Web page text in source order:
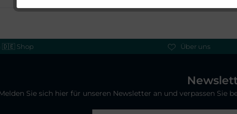
🇩🇪 Shop Über uns
Sie sich hier für unseren Newsletter an und verpassen Sie